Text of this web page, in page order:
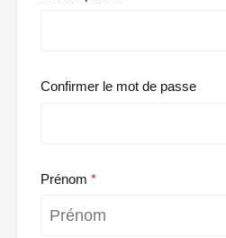
Confirmer le mot de passe
Prénom